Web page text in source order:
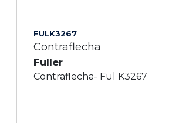
FULK3267
Contraflecha
Fuller
Contraflecha- Ful K3267